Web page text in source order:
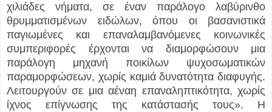
χιλιάδες νήματα, σε έναν παράλογο λαβύρινθο
θρυμματισμένων ειδώλων, όπου οι βασανιστικά
παγιωμένες και επαναλαμβανόμενες κοινωνικές
συμπεριφορές έρχονται να διαμορφώσουν μια
παράλογη μηχανή ποικίλων ψυχοσωματικών
παραμορφώσεων, χωρίς καμιά δυνατότητα διαφυγής.
Λειτουργούν σε μια αέναη επαναληπτικότητα, χωρίς
ίχνος επίγνωσης της κατάστασής τους». Η